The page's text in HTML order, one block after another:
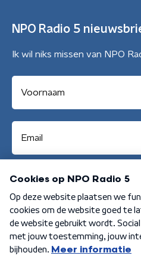
NPO Radio 5
Ik wil niks missen van NPO
Algemene voorwaarden